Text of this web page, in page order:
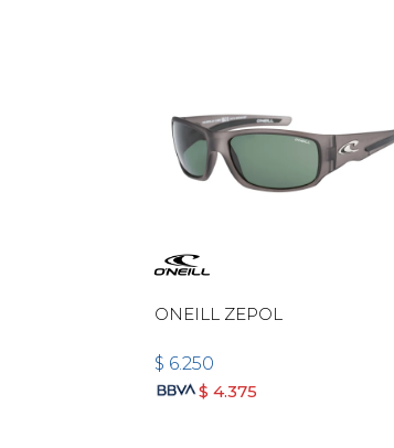
ONEILL ZEPOL
$ 6.250
$ 4.375